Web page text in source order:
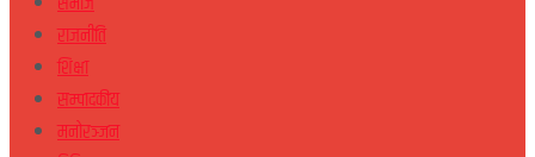
राजनीति
शिक्षा
सम्पादकीय
मनोरञ्जन